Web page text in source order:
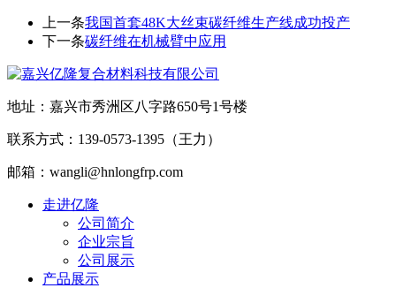
上一条我国首套48K大丝束碳纤维生产线成功投产
下一条碳纤维在机械臂中应用
地址：嘉兴市秀洲区八字路650号1号楼
联系方式：139-0573-1395（王力）
邮箱：wangli@hnlongfrp.com
走进亿隆
公司简介
企业宗旨
公司展示
产品展示